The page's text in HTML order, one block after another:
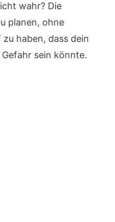
wahr? Die
planen, ohne
haben, dass dein
sein könnte.